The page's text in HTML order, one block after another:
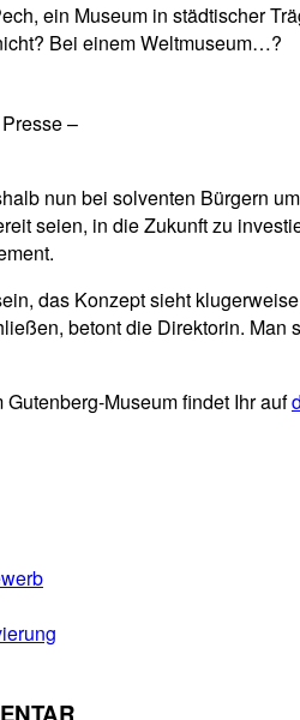
ein Museum in städtischer
Bei einem Weltmuseum…?
–
nun bei solventen Bürgern
seien, in die Zukunft zu
das Konzept sieht
betont die Direktorin.
Gutenberg-Museum findet Ihr auf